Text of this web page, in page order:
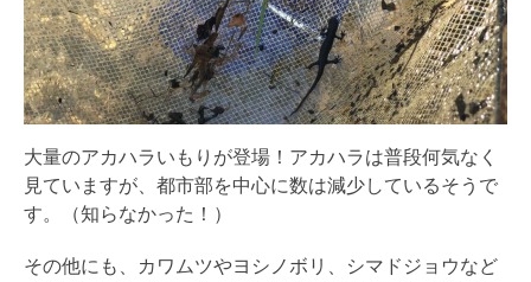
大量のアカハラいもりが登場！アカハラは普段何気なく
見ていますが、都市部を中心に数は減少しているそうで
す。（知らなかった！）
その他にも、カワムツやヨシノボリ、シマドジョウなど